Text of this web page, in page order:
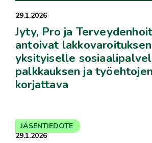
29.1.2026
Jyty, Pro ja
antoivat lakkovaroituksen
yksityiselle
palkkauksen ja
korjattava
29.1.2026
JÄSENTIEDOTE